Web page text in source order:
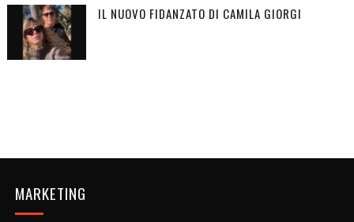
IL NUOVO FIDANZATO DI CAMILA GIORGI
MARKETING